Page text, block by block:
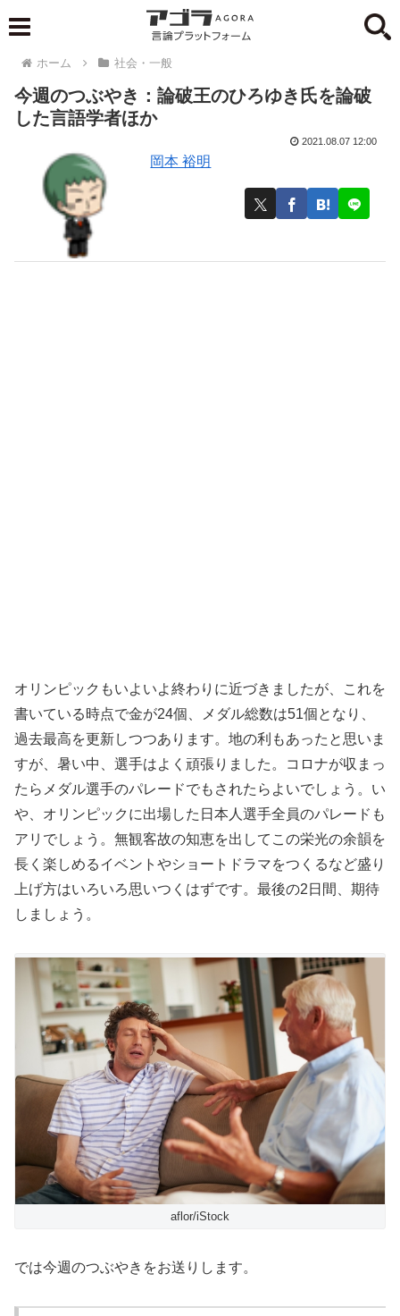
ホーム 社会・一般
今週のつぶやき：論破王のひろゆき氏を論破
した言語学者ほか
岡本 裕明
2021.08.07 12:00
オリンピックもいよいよ終わりに近づきましたが、これを
書いている時点で金が24個、メダル総数は51個となり、
過去最高を更新しつつあります。地の利もあったと思いま
すが、暑い中、選手はよく頑張りました。コロナが収まっ
たらメダル選手のパレードでもされたらよいでしょう。い
や、オリンピックに出場した日本人選手全員のパレードも
アリでしょう。無観客故の知恵を出してこの栄光の余韻を
長く楽しめるイベントやショートドラマをつくるなど盛り
上げ方はいろいろ思いつくはずです。最後の2日間、期待
しましょう。
aflor/iStock
では今週のつぶやきをお送りします。